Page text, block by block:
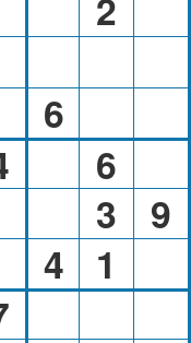
6
6
3
9
4
1